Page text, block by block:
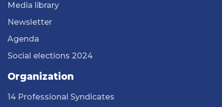
Media library
Newsletter
Agenda
Social elections 2024
Organization
14 Professional Syndicates